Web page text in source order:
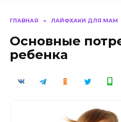
ГЛАВНАЯ » ЛАЙФХАКИ ДЛЯ МАМ
Основные
ребенка